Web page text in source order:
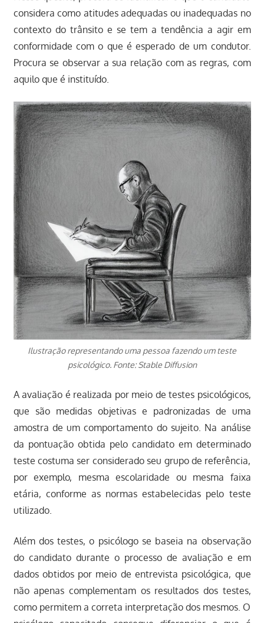
considera como atitudes adequadas ou inadequadas no
contexto do trânsito e se tem a tendência a agir em
conformidade com o que é esperado de um condutor.
Procura se observar a sua relação com as regras, com
aquilo que é instituído.
Ilustração representando uma pessoa fazendo um teste
psicológico. Fonte: Stable Diffusion
A avaliação é realizada por meio de testes psicológicos,
que são medidas objetivas e padronizadas de uma
amostra de um comportamento do sujeito. Na análise
da pontuação obtida pelo candidato em determinado
teste costuma ser considerado seu grupo de referência,
por exemplo, mesma escolaridade ou mesma faixa
etária, conforme as normas estabelecidas pelo teste
utilizado.
Além dos testes, o psicólogo se baseia na observação
do candidato durante o processo de avaliação e em
dados obtidos por meio de entrevista psicológica, que
não apenas complementam os resultados dos testes,
como permitem a correta interpretação dos mesmos. O